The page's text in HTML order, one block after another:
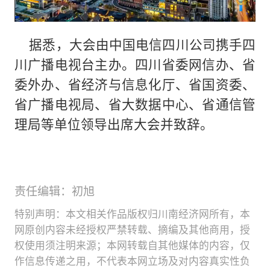
据悉，大会由中国电信四川公司携手四
川广播电视台主办。四川省委网信办、省
委外办、省经济与信息化厅、省国资委、
省广播电视局、省大数据中心、省通信管
理局等单位领导出席大会并致辞。
责任编辑：初旭
特别声明：本文相关作品版权归川南经济网所有，本
网原创内容未经授权严禁转载、摘编及其他商用，授
权使用须注明来源；本网转载自其他媒体的内容，仅
作信息传递之用，不代表本网立场及对内容真实性负